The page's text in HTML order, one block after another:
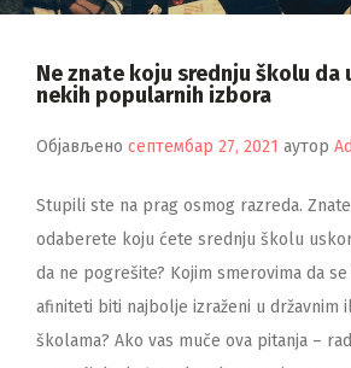
Ne znate koju srednju školu da
nekih popularnih izbora
Објављено септембар 27, 2021 аутор
Stupili ste na prag osmog razreda.
odaberete koju ćete srednju školu
da ne pogrešite? Kojim smerovima da
afiniteti biti najbolje izraženi u državnim
školama? Ako vas muče ova pitanja –